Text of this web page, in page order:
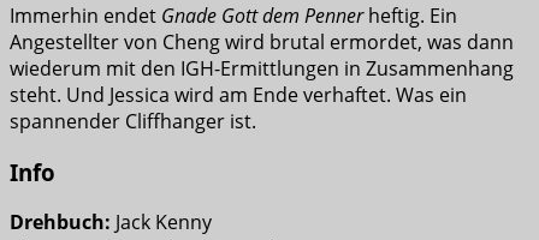
Immerhin endet Gnade Gott dem Pennerheftig. Ein
Angestellter von Cheng wird brutal ermordet, was dann
wiederum mit den IGH-Ermittlungen in Zusammenhang
steht. Und Jessica wird am Ende verhaftet. Was ein
spannender Cliffhanger ist.
Info
Drehbuch: Jack Kenny